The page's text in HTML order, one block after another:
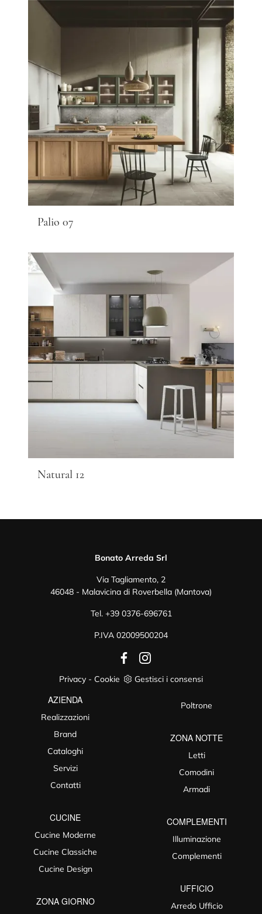
Palio 07
Natural 12
Bonato Arreda Srl
Via Tagliamento, 2
46048 - Malavicina di Roverbella (Mantova)
Tel. +39 0376-696761
P.IVA 02009500204
Privacy - Cookie Gestisci i consensi
AZIENDA
Realizzazioni
Brand
Cataloghi
Servizi
Contatti
CUCINE
Cucine Moderne
Cucine Classiche
Cucine Design
ZONA GIORNO
Poltrone
ZONA NOTTE
Letti
Comodini
Armadi
COMPLEMENTI
Illuminazione
Complementi
UFFICIO
Arredo Ufficio